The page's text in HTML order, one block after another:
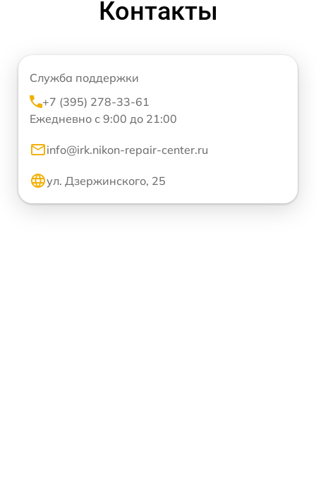
Контакты
Служба поддержки
+7 (395) 278-33-61
Ежедневно с 9:00 до 21:00
info@irk.nikon-repair-center.ru
ул. Дзержинского, 25